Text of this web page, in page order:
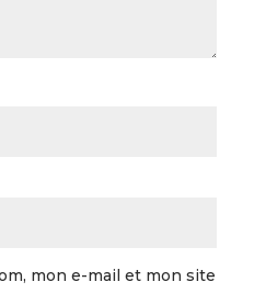
mon e-mail et mon site